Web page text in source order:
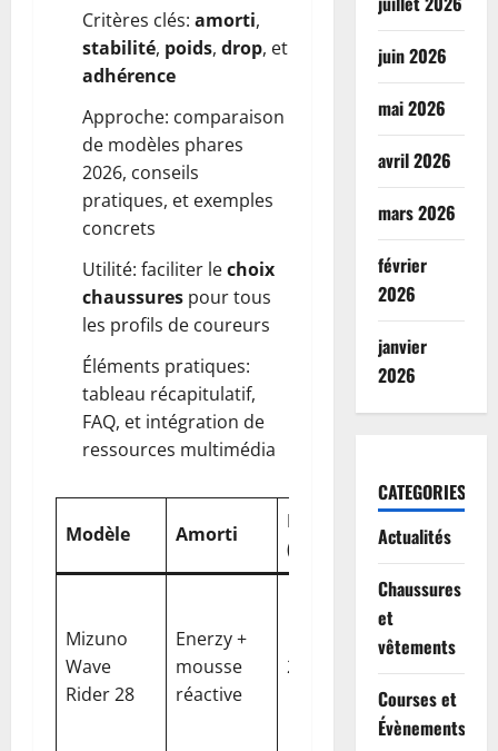
Critères clés: amorti,
stabilité, poids, drop, et
adhérence
Approche: comparaison
de modèles phares
2026, conseils
pratiques, et exemples
concrets
Utilité: faciliter lechoix
chaussures pour tous
les profils de coureurs
Éléments pratiques:
tableau récapitulatif,
FAQ, et intégration de
ressources multimédia
Modèle Amorti
Poids
(g)
(mm)
Mizuno
Wave
Rider 28
Enerzy +
mousse
réactive
270
bon
maintien
du
pied
juin 2026
mai 2026
avril 2026
mars 2026
février
2026
janvier
2026
CATEGORIES
Actualités
Chaussures
et
vêtements
Courses et
Évènements